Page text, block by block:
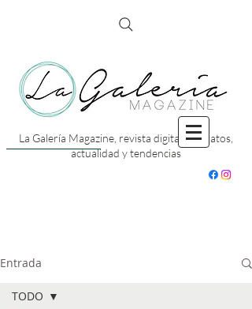
La Galería Magazine, revista digital con datos,
actualidad y tendencias
Entrada
TODO